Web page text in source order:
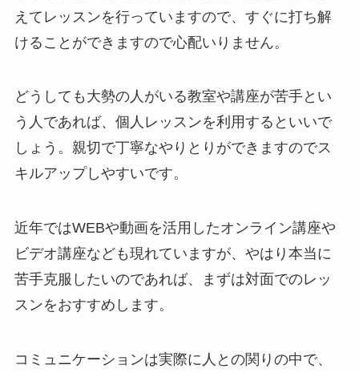
えてレッスンを行っていますので、すぐに打ち解
けることができますので心配いりません。
どうしても大勢の人がいる教室や講座が苦手とい
う人であれば、個人レッスンを利用するといいで
しょう。親切で丁寧なやりとりができますのでス
キルアップしやすいです。
近年ではWEBや動画を活用したオンライン講座や
ビデオ講座なども現れていますが、やはり本当に
苦手克服したいのであれば、まずは対面でのレッ
スンをおすすめします。
コミュニケーションは実際に人との関りの中で、